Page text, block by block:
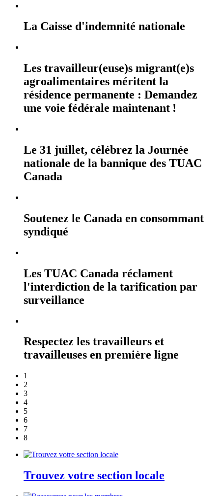
La Caisse d'indemnité nationale
Les travailleur(euse)s migrant(e)s
agroalimentaires méritent la
résidence permanente : Demandez
une voie fédérale maintenant !
Le 31 juillet, célébrez la Journée
nationale de la bannique des TUAC
Canada
Soutenez le Canada en consommant
syndiqué
Les TUAC Canada réclament
l'interdiction de la tarification par
surveillance
Respectez les travailleurs et
travailleuses en première ligne
1
2
3
4
5
6
7
8
Trouvez votre section locale